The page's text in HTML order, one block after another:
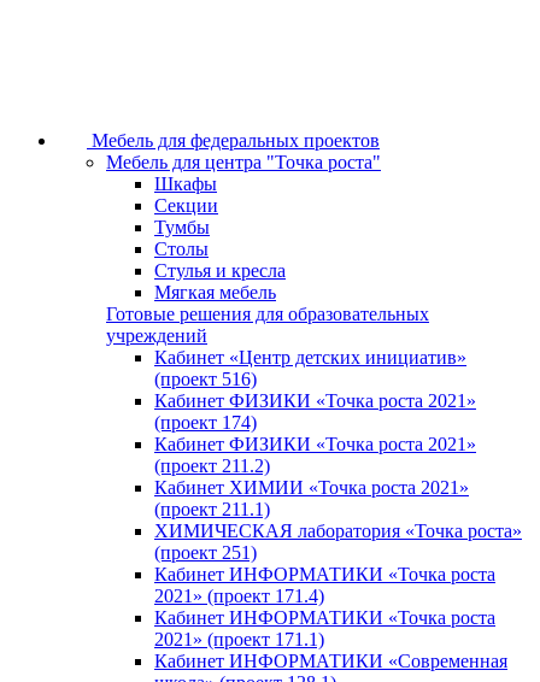
Мебель для федеральных проектов
Мебель для центра "Точка роста"
Шкафы
Секции
Тумбы
Столы
Стулья и кресла
Мягкая мебель
Готовые решения для образовательных
учреждений
Кабинет «Центр детских инициатив»
(проект 516)
Кабинет ФИЗИКИ «Точка роста 2021»
(проект 174)
Кабинет ФИЗИКИ «Точка роста 2021»
(проект 211.2)
Кабинет ХИМИИ «Точка роста 2021»
(проект 211.1)
ХИМИЧЕСКАЯ лаборатория «Точка роста»
(проект 251)
Кабинет ИНФОРМАТИКИ «Точка роста
2021» (проект 171.4)
Кабинет ИНФОРМАТИКИ «Точка роста
2021» (проект 171.1)
Кабинет ИНФОРМАТИКИ «Современная